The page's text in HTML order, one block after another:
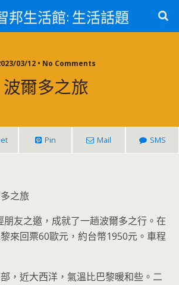
邦生活館: 生活話題
03/12 • No Comments
波爾多之旅
Pin Mail SMS
旅
朋友之邀，成就了一趟波爾多之行。在
來回票60歐元，約台幣1950元。車程
，近大西洋，氣溫比巴黎暖和些。二